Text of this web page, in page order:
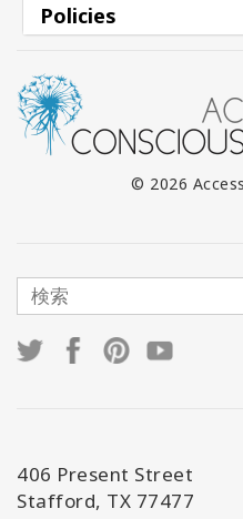
Policies
© 2026
406 Present Street
Stafford, TX 77477